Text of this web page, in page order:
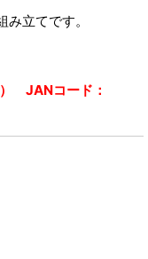
立てです。
JANコード：